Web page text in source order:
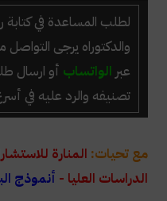
لطلب المساعدة في كتابة
والدكتوراه يرجى التواصل
عبر الواتساب أو ارسال
تصنيفه والرد عليه في
مع تحيات: المنارة
الدراسات العليا - أنموذج